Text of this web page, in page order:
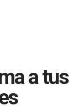
a tus